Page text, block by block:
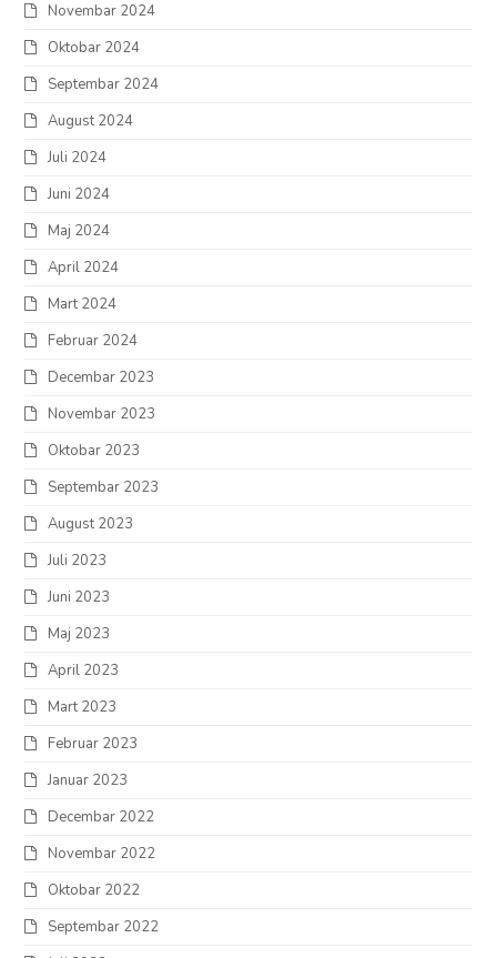
Novembar 2024
Oktobar 2024
Septembar 2024
August 2024
Juli 2024
Juni 2024
Maj 2024
April 2024
Mart 2024
Februar 2024
Decembar 2023
Novembar 2023
Oktobar 2023
Septembar 2023
August 2023
Juli 2023
Juni 2023
Maj 2023
April 2023
Mart 2023
Februar 2023
Januar 2023
Decembar 2022
Novembar 2022
Oktobar 2022
Septembar 2022